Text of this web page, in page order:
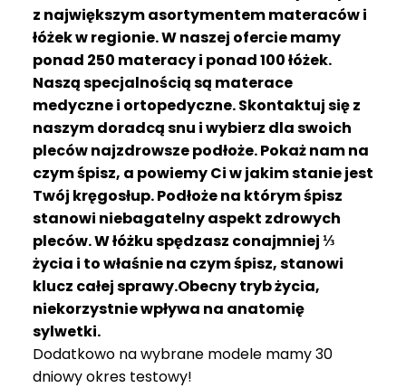
z największym asortymentem materaców i
łóżek w regionie. W naszej ofercie mamy
ponad 250 materacy i ponad 100 łóżek.
Naszą specjalnością są materace
medyczne i ortopedyczne. Skontaktuj się z
naszym doradcą snu i wybierz dla swoich
pleców najzdrowsze podłoże. Pokaż nam na
czym śpisz, a powiemy Ci w jakim stanie jest
Twój kręgosłup. Podłoże na którym śpisz
stanowi niebagatelny aspekt zdrowych
pleców. W łóżku spędzasz conajmniej ⅓
życia i to właśnie na czym śpisz, stanowi
klucz całej sprawy.Obecny tryb życia,
niekorzystnie wpływa na anatomię
sylwetki.
Dodatkowo na wybrane modele mamy 30
dniowy okres testowy!